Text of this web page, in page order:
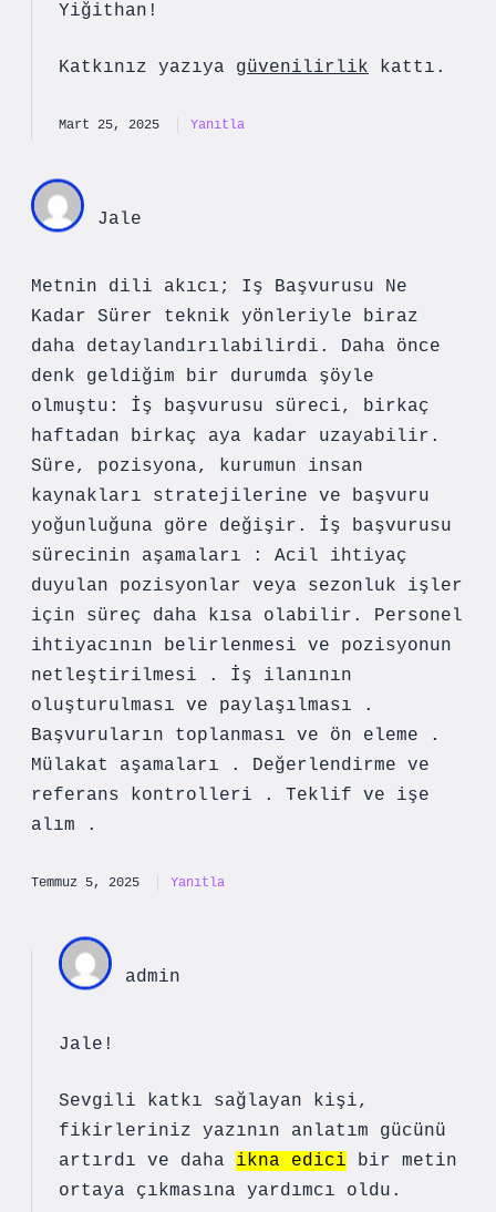
Yiğithan!
Katkınız yazıya güvenilirlik kattı.
Mart 25, 2025 Yanıtla
Jale
Metnin dili akıcı; Iş Başvurusu Ne
Kadar Sürer teknik yönleriyle biraz
daha detaylandırılabilirdi. Daha önce
denk geldiğim bir durumda şöyle
olmuştu: İş başvurusu süreci, birkaç
haftadan birkaç aya kadar uzayabilir.
Süre, pozisyona, kurumun insan
kaynakları stratejilerine ve başvuru
yoğunluğuna göre değişir. İş başvurusu
sürecinin aşamaları : Acil ihtiyaç
duyulan pozisyonlar veya sezonluk işler
için süreç daha kısa olabilir. Personel
ihtiyacının belirlenmesi ve pozisyonun
netleştirilmesi . İş ilanının
oluşturulması ve paylaşılması .
Başvuruların toplanması ve ön eleme .
Mülakat aşamaları . Değerlendirme ve
referans kontrolleri . Teklif ve işe
alım .
Temmuz 5, 2025 Yanıtla
admin
Jale!
Sevgili katkı sağlayan kişi,
fikirleriniz yazının anlatım gücünü
artırdı ve daha ikna edici bir metin
ortaya çıkmasına yardımcı oldu.